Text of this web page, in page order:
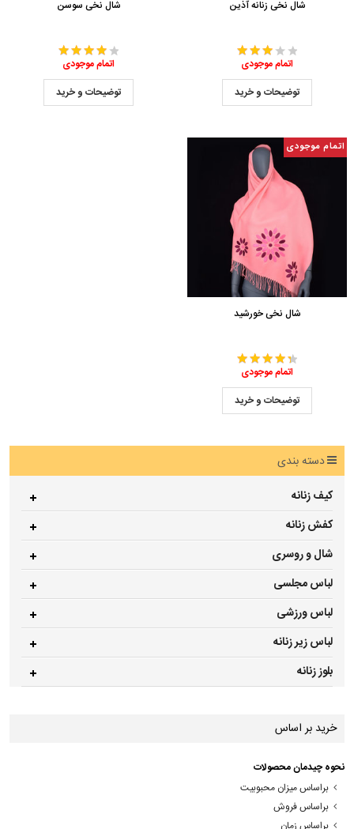
شال نخی زنانه آذین
اتمام موجودی
توضیحات و خرید
شال نخی سوسن
اتمام موجودی
توضیحات و خرید
اتمام موجودی
شال نخی خورشید
اتمام موجودی
توضیحات و خرید
دسته بندی
کیف زنانه
کفش زنانه
شال و روسری
لباس مجلسی
لباس ورزشی
لباس زیر زنانه
بلوز زنانه
خرید بر اساس
نحوه چیدمان محصولات
براساس میزان محبوبیت
براساس فروش